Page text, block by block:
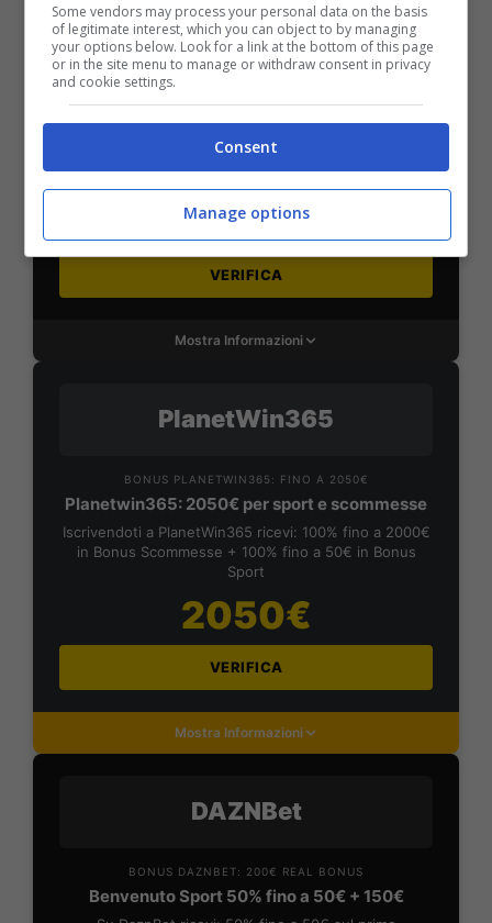
Bonus Benvenuto Sport: fino a 1.000€
1000€
VERIFICA
Mostra Informazioni
PlanetWin365
BONUS PLANETWIN365: FINO A 2050€
Planetwin365: 2050€ per sport e scommesse
Iscrivendoti a PlanetWin365 ricevi: 100% fino a 2000€
in Bonus Scommesse + 100% fino a 50€ in Bonus
Sport
2050€
VERIFICA
Mostra Informazioni
DAZNBet
BONUS DAZNBET: 200€ REAL BONUS
Benvenuto Sport 50% fino a 50€ + 150€
Some vendors may process your personal data on the basis
of legitimate interest, which you can object to by managing
your options below. Look for a link at the bottom of this page
or in the site menu to manage or withdraw consent in privacy
and cookie settings.
Consent
Manage options